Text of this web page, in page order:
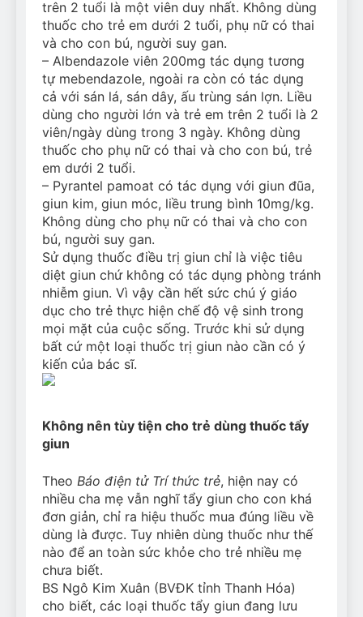
trên 2 tuổi là một viên duy nhất. Không dùng
thuốc cho trẻ em dưới 2 tuổi, phụ nữ có thai
và cho con bú, người suy gan.
– Albendazole viên 200mg tác dụng tương
tự mebendazole, ngoài ra còn có tác dụng
cả với sán lá, sán dây, ấu trùng sán lợn. Liều
dùng cho người lớn và trẻ em trên 2 tuổi là 2
viên/ngày dùng trong 3 ngày. Không dùng
thuốc cho phụ nữ có thai và cho con bú, trẻ
em dưới 2 tuổi.
– Pyrantel pamoat có tác dụng với giun đũa,
giun kim, giun móc, liều trung bình 10mg/kg.
Không dùng cho phụ nữ có thai và cho con
bú, người suy gan.
Sử dụng thuốc điều trị giun chỉ là việc tiêu
diệt giun chứ không có tác dụng phòng tránh
nhiễm giun. Vì vậy cần hết sức chú ý giáo
dục cho trẻ thực hiện chế độ vệ sinh trong
mọi mặt của cuộc sống. Trước khi sử dụng
bất cứ một loại thuốc trị giun nào cần có ý
kiến của bác sĩ.
Không nên tùy tiện cho trẻ dùng thuốc tẩy
giun
Theo Báo điện tử Trí thức trẻ, hiện nay có
nhiều cha mẹ vẫn nghĩ tẩy giun cho con khá
đơn giản, chỉ ra hiệu thuốc mua đúng liều về
dùng là được. Tuy nhiên dùng thuốc như thế
nào để an toàn sức khỏe cho trẻ nhiều mẹ
chưa biết.
BS Ngô Kim Xuân (BVĐK tỉnh Thanh Hóa)
cho biết, các loại thuốc tẩy giun đang lưu